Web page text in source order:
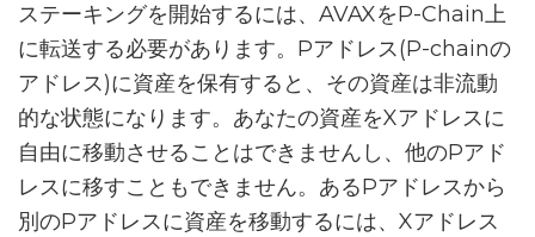
ステーキングを開始するには、AVAXをP-Chain上
に転送する必要があります。Pアドレス(P-chainの
アドレス)に資産を保有すると、その資産は非流動
的な状態になります。あなたの資産をXアドレスに
自由に移動させることはできませんし、他のPアド
レスに移すこともできません。あるPアドレスから
別のPアドレスに資産を移動するには、Xアドレス